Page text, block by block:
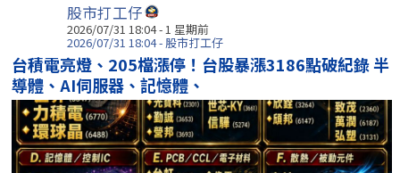
股市打工仔
2026/07/31 18:04 - 1 星期前
2026/07/31 18:04 - 股市打工仔
台積電亮燈、205檔漲停！台股暴漲3186點破紀錄 半
導體、AI伺服器、記憶體、